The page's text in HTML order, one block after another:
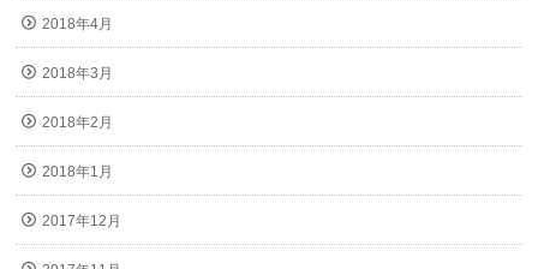
2018年4月
2018年3月
2018年2月
2018年1月
2017年12月